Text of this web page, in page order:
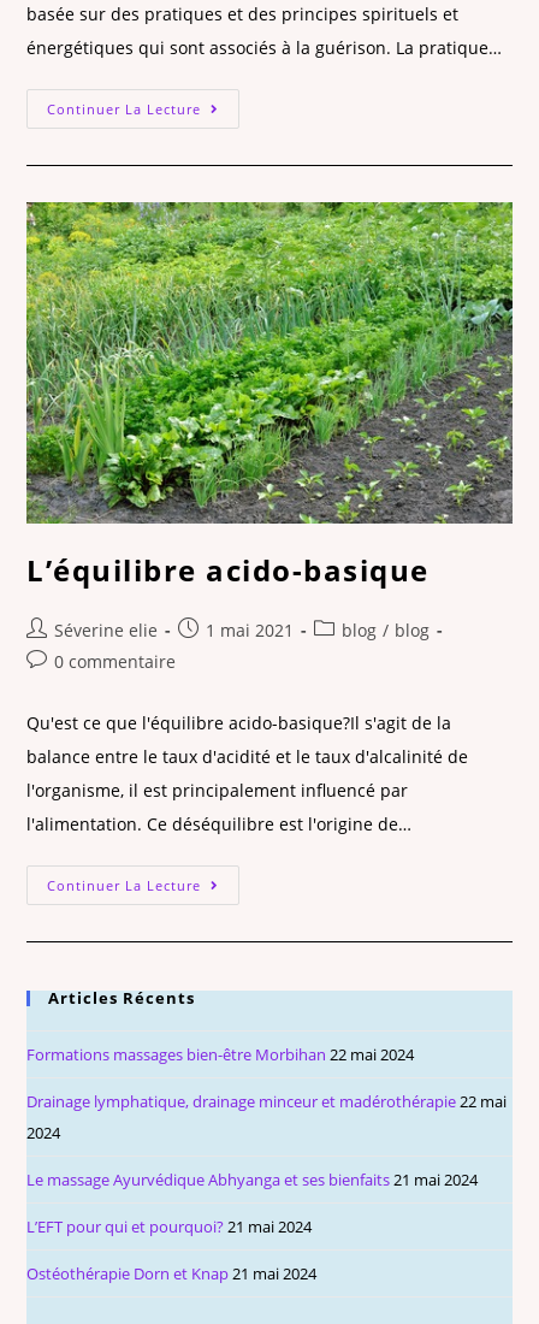
basée sur des pratiques et des principes spirituels et
énergétiques qui sont associés à la guérison. La pratique…
Continuer La Lecture
L’équilibre acido-basique
Séverine elie 1 mai 2021 blog / blog
0 commentaire
Qu'est ce que l'équilibre acido-basique?Il s'agit de la
balance entre le taux d'acidité et le taux d'alcalinité de
l'organisme, il est principalement influencé par
l'alimentation. Ce déséquilibre est l'origine de…
Continuer La Lecture
Articles Récents
Formations massages bien-être Morbihan 22 mai 2024
Drainage lymphatique, drainage minceur et madérothérapie22 mai
2024
Le massage Ayurvédique Abhyanga et ses bienfaits21 mai 2024
L’EFT pour qui et pourquoi?21 mai 2024
Ostéothérapie Dorn et Knap21 mai 2024